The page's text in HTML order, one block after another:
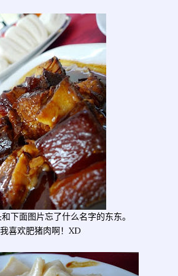
下面图片忘了什么名字的东东。
我喜欢肥猪肉啊！XD